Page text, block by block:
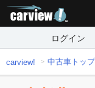
ログイン
carview! 中古車トップ